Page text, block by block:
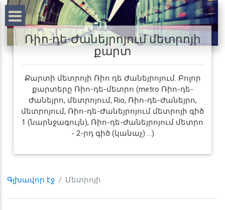
Ռիո-դե-Ժանեյրոյում մետրոյի
քարտ
Քարտի մետրոյի Ռիո դե Ժանեյրոյում. Բոլոր
քարտերը Ռիո-դե-մետրո (metro Ռիո-դե-
Ժանեյրո, մետրոյում, Rio, Ռիո-դե-Ժանեյրո,
մետրոյում, Ռիո-դե-Ժանեյրոյում մետրոյի գիծ
1 (նարնջագույն), Ռիո-դե-Ժանեյրոյում մետրո
- 2-րդ գիծ (կանաչ) ...)
Գլխավոր էջ Մետրոյի